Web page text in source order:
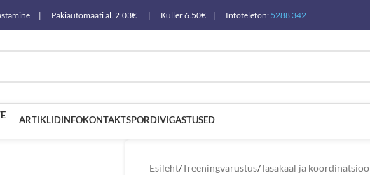
tagastamine | Pakiautomaati al. 2.03€ | Kuller 6.50€ | Infotelefon: 5288 342
ARTIKLIDINFOKONTAKTSPORDIVIGASTUSED
Esileht/Treeningvarustus/Tasakaal ja